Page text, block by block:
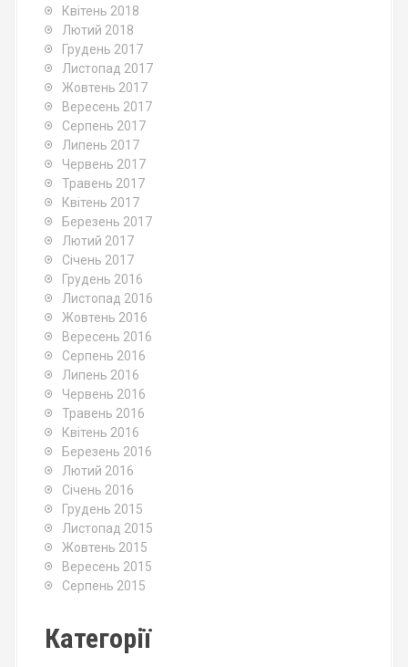
Квітень 2018
Лютий 2018
Грудень 2017
Листопад 2017
Жовтень 2017
Вересень 2017
Серпень 2017
Липень 2017
Червень 2017
Травень 2017
Квітень 2017
Березень 2017
Лютий 2017
Січень 2017
Грудень 2016
Листопад 2016
Жовтень 2016
Вересень 2016
Серпень 2016
Липень 2016
Червень 2016
Травень 2016
Квітень 2016
Березень 2016
Лютий 2016
Січень 2016
Грудень 2015
Листопад 2015
Жовтень 2015
Вересень 2015
Серпень 2015
Категорії